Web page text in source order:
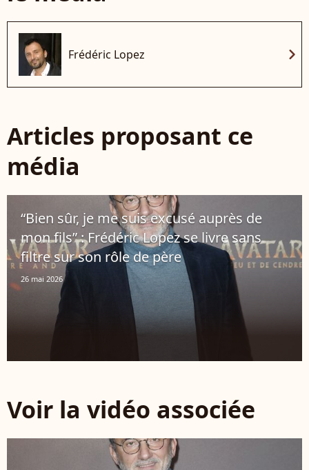
Frédéric Lopez chevron_right
Articles proposant ce
média
“Bien sûr, je me suis excusé auprès de
mon fils” : Frédéric Lopez se livre sans
filtre sur son rôle de père
26 mai 2026
Voir la vidéo associée